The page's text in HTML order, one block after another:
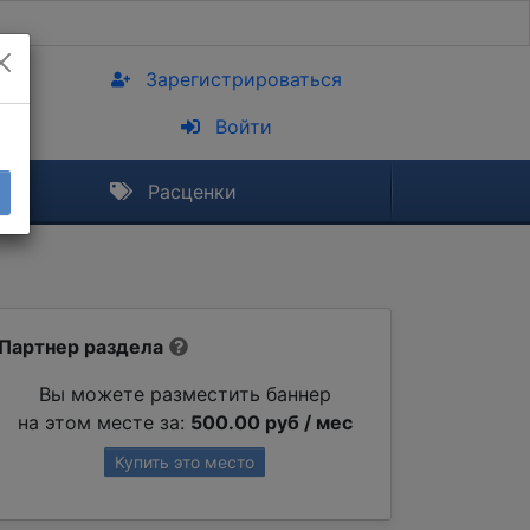
Зарегистрироваться
Войти
Расценки
Партнер раздела
Вы можете разместить баннер
на этом месте за: 500.00 руб / мес
Купить это место